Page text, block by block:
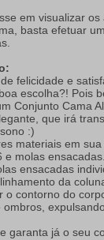
em visualizar os
basta efetuar
felicidade e
escolha?! Pois
Conjunto Cama
que irá
:)
materiais em
e molas
ensacadas
da
o contorno do
garanta já o seu